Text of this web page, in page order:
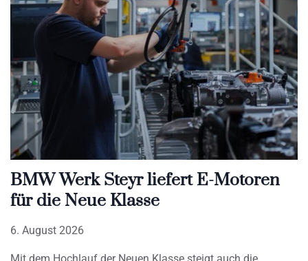
BMW Werk Steyr liefert E-Motoren
für die Neue Klasse
6. August 2026